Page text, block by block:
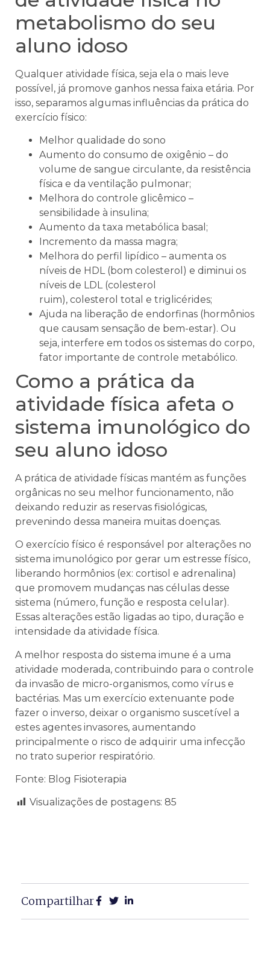
metabolismo do seu
aluno idoso
Qualquer atividade física, seja ela o mais leve
possível, já promove ganhos nessa faixa etária. Por
isso, separamos algumas influências da prática do
exercício físico:
Melhor qualidade do sono
Aumento do consumo de oxigênio – do
volume de sangue circulante, da resistência
física e da ventilação pulmonar;
Melhora do controle glicêmico –
sensibilidade à insulina;
Aumento da taxa metabólica basal;
Incremento da massa magra;
Melhora do perfil lipídico – aumenta os
níveis de HDL (bom colesterol) e diminui os
níveis de LDL (colesterol
ruim), colesterol total e triglicérides;
Ajuda na liberação de endorfinas (hormônios
que causam sensação de bem-estar). Ou
seja, interfere em todos os sistemas do corpo,
fator importante de controle metabólico.
Como a prática da
atividade física afeta o
sistema imunológico do
seu aluno idoso
A prática de atividade físicas mantém as funções
orgânicas no seu melhor funcionamento, não
deixando reduzir as reservas fisiológicas,
prevenindo dessa maneira muitas doenças.
O exercício físico é responsável por alterações no
sistema imunológico por gerar um estresse físico,
liberando hormônios (ex: cortisol e adrenalina)
que promovem mudanças nas células desse
sistema (número, função e resposta celular).
Essas alterações estão ligadas ao tipo, duração e
intensidade da atividade física.
A melhor resposta do sistema imune é a uma
atividade moderada, contribuindo para o controle
da invasão de micro-organismos, como vírus e
bactérias. Mas um exercício extenuante pode
fazer o inverso, deixar o organismo suscetível a
estes agentes invasores, aumentando
principalmente o risco de adquirir uma infecção
no trato superior respiratório.
Fonte: Blog Fisioterapia
Visualizações de postagens: 85
Compartilhar